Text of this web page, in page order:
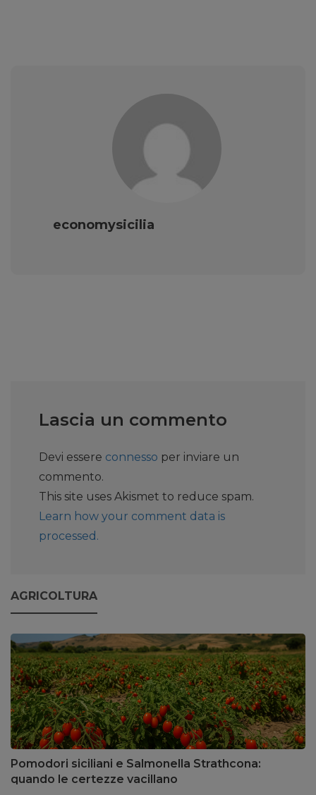
economysicilia
Lascia un commento
Devi essere connesso per inviare un
commento.
This site uses Akismet to reduce spam.
Learn how your comment data is
processed.
AGRICOLTURA
Pomodori siciliani e Salmonella Strathcona:
quando le certezze vacillano